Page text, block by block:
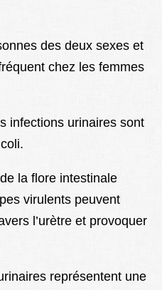
des deux sexes et
chez les femmes
infections urinaires sont
la flore intestinale
virulents peuvent
l’urètre et provoquer
représentent une